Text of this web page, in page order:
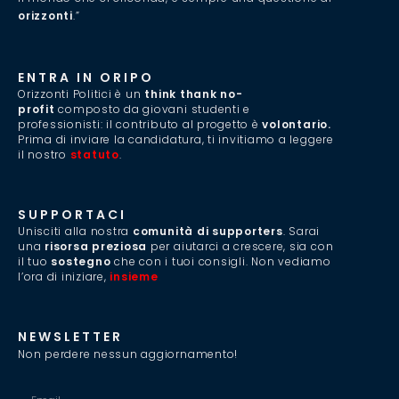
orizzonti.”
ENTRA IN ORIPO
Orizzonti Politici è un think thank no-
profit composto da giovani studenti e
professionisti: il contributo al progetto èvolontario.
Prima di inviare la candidatura, ti invitiamo a leggere
il nostro statuto.
SUPPORTACI
Unisciti alla nostra comunità di supporters. Sarai
una risorsa preziosa per aiutarci a crescere, sia con
il tuo sostegno che con i tuoi consigli. Non vediamo
l’ora di iniziare, insieme
NEWSLETTER
Non perdere nessun aggiornamento!